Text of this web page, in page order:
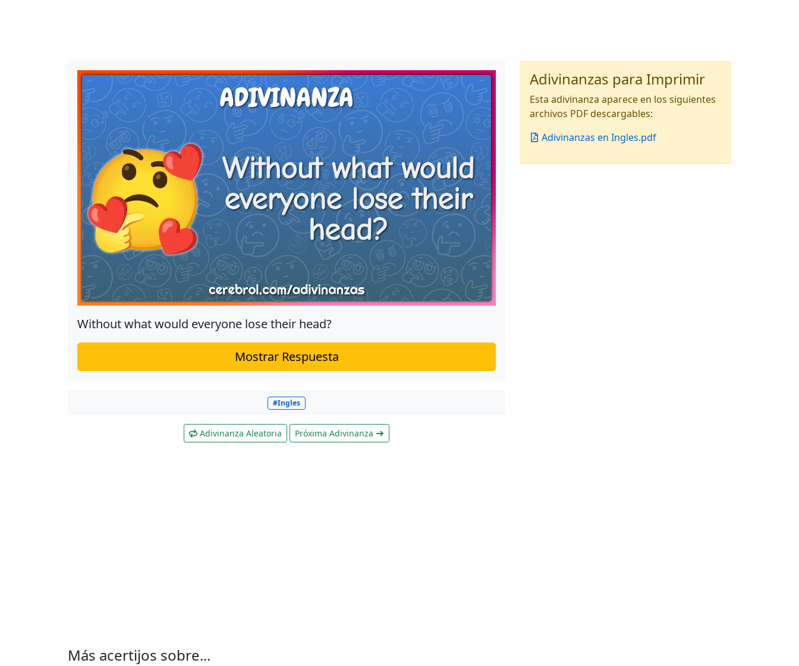
Without what would everyone lose their head?
Mostrar Respuesta
#Ingles
Adivinanza Aleatoria Próxima Adivinanza
Adivinanzas para Imprimir
Esta adivinanza aparece en los siguientes
archivos PDF descargables:
Adivinanzas en Ingles.pdf
Más acertijos sobre...